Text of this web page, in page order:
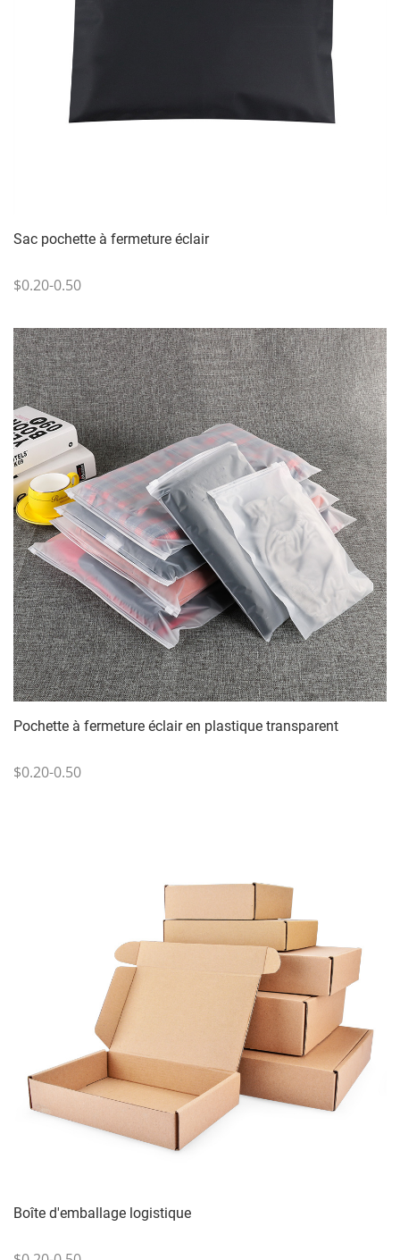
Sac pochette à fermeture éclair
$0.20-0.50
Pochette à fermeture éclair en plastique transparent
$0.20-0.50
Boîte d'emballage logistique